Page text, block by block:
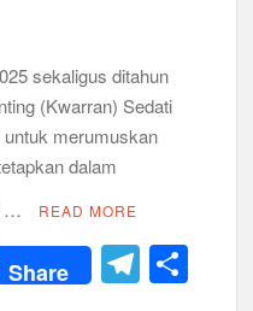
dan Kepedulian
YPM 1 Taman: Saat
Kwarran Jabon Gelar
sekaligus ditahun
(Kwarran) Sedati
merumuskan
dalam
…
READ MORE
Share T